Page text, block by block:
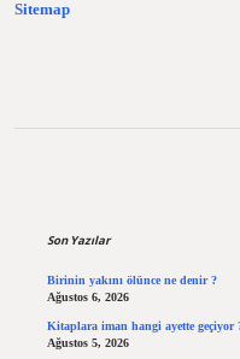
Sitemap
Son Yazılar
Birinin yakını ölünce ne denir ?
Ağustos 6, 2026
Kitaplara iman hangi ayette geçiyor
Ağustos 5, 2026